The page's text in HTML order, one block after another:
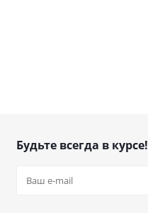
Будьте всегда в курсе!